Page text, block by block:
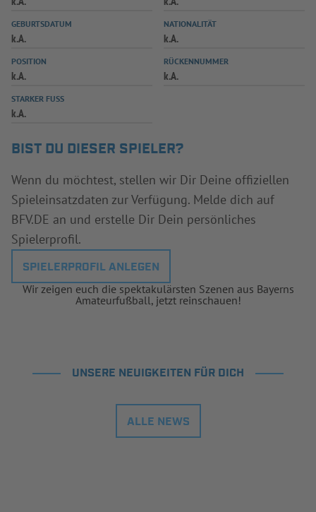
SPIELPLUS
GEBURTSDATUM
k.A.
NATIONALITÄT
k.A.
POSITION
k.A.
RÜCKENNUMMER
k.A.
STARKER FUSS
k.A.
BIST DU DIESER SPIELER?
Wenn du möchtest, stellen wir Dir Deine offiziellen
Spieleinsatzdaten zur Verfügung. Melde dich auf
BFV.DE an und erstelle Dir Dein persönliches
Spielerprofil.
SPIELERPROFIL ANLEGEN
Wir zeigen euch die spektakulärsten Szenen aus Bayerns
Amateurfußball, jetzt reinschauen!
UNSERE NEUIGKEITEN FÜR DICH
ALLE NEWS